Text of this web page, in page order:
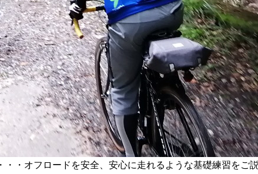
・オフロードを安全、安心に走れるような基礎練習をご